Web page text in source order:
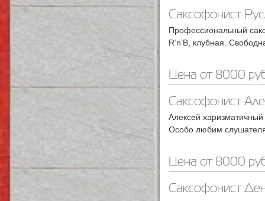
Саксофонист
Профессиональный
R’n’B, клубная.
Цена от 8000
Саксофонист
Алексей
Особо любим
Цена от 8000
Саксофонист